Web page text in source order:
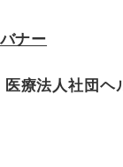
医療法人社団ヘ